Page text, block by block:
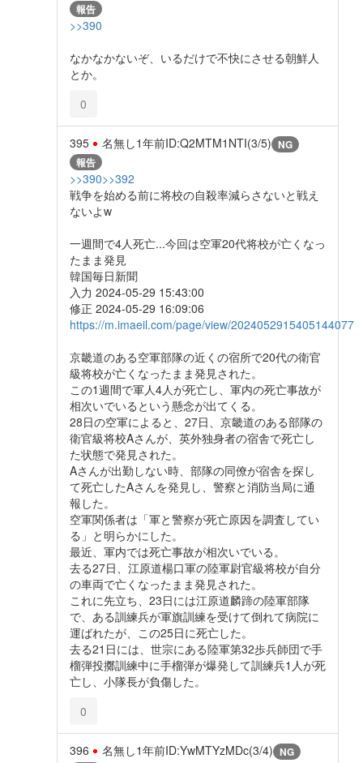
報告
>>390
なかなかないぞ、いるだけで不快にさせる朝鮮人
とか。
0
395 名無し1年前ID:Q2MTM1NTI(3/5) NG
報告
>>390>>392
戦争を始める前に将校の自殺率減らさないと戦え
ないよw
一週間で4人死亡...今回は空軍20代将校が亡くなっ
たまま発見
韓国毎日新聞
入力 2024-05-29 15:43:00
修正 2024-05-29 16:09:06
https://m.imaeil.com/page/view/2024052915405144077
京畿道のある空軍部隊の近くの宿所で20代の衛官
級将校が亡くなったまま発見された。
この1週間で軍人4人が死亡し、軍内の死亡事故が
相次いでいるという懸念が出てくる。
28日の空軍によると、27日、京畿道のある部隊の
衛官級将校Aさんが、英外独身者の宿舎で死亡し
た状態で発見された。
Aさんが出勤しない時、部隊の同僚が宿舎を探し
て死亡したAさんを発見し、警察と消防当局に通
報した。
空軍関係者は「軍と警察が死亡原因を調査してい
る」と明らかにした。
最近、軍内では死亡事故が相次いでいる。
去る27日、江原道楊口軍の陸軍尉官級将校が自分
の車両で亡くなったまま発見された。
これに先立ち、23日には江原道麟蹄の陸軍部隊
で、ある訓練兵が軍旗訓練を受けて倒れて病院に
運ばれたが、この25日に死亡した。
去る21日には、世宗にある陸軍第32歩兵師団で手
榴弾投擲訓練中に手榴弾が爆発して訓練兵1人が死
亡し、小隊長が負傷した。
0
396 名無し1年前ID:YwMTYzMDc(3/4) NG